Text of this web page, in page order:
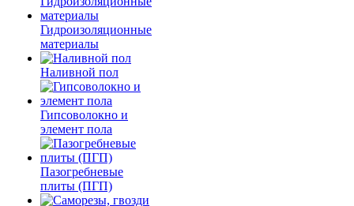
Гидроизоляционные
материалы
Наливной пол
Гипсоволокно и
элемент пола
Пазогребневые
плиты (ПГП)